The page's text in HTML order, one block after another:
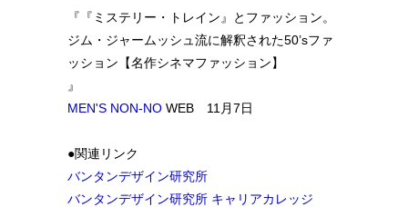
『『ミステリー・トレイン』とファッション。
ジム・ジャームッシュ流に解釈された50’sファ
ッション【名作シネマファッション】
』
MEN'S NON-NO WEB 11月7日
●関連リンク
バンタンデザイン研究所
バンタンデザイン研究所 キャリアカレッジ